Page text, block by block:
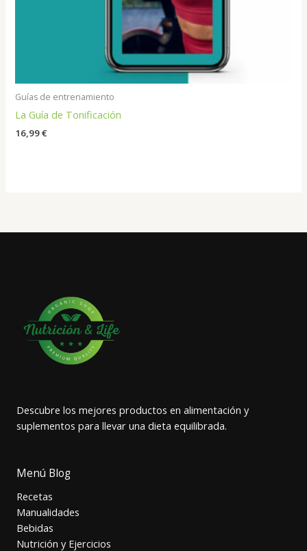
Guías de entrenamiento
La Guía de Tonificación
16,99€
Descubre los mejores productos en alimentación y
suplementos para llevar una dieta equilibrada.
Menú Blog
Recetas
Manualidades
Bebidas
Nutrición y Ejercicios